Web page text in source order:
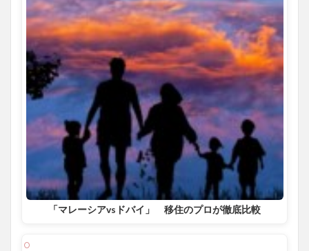
「マレーシアvsドバイ」 移住のプロが徹底比較